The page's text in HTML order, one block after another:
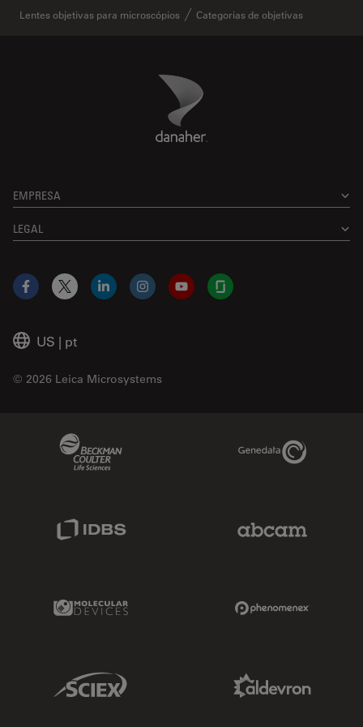
Lentes objetivas para microscópios Categorias de objetivas
Danaher Logo
EMPRESA
LEGAL
US | pt
© 2026 Leica Microsystems
Facebook
X LinkedInInstagramYouTubeGlassdoor
Genedata Link
IDBS Link
Molecular Devices Link
Sciex Link